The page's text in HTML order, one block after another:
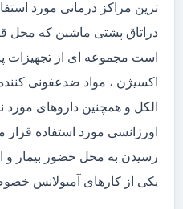
ترین مراکز درمانی مورد
دراتاق پشتی ماشین که محل
است مجموعه ای از
اکسیژن ، مواد ضدعفونی کننده
الکل و همچنین داروهای مورد
اورژانسی مورد استفاده قرار
رسیدن به محل حضور بیمار و
یکی از کارهای آمبولانس